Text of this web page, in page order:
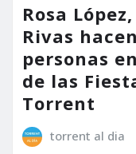
Rosa
Rivas
personas
de las
Torrent
torrent al dia